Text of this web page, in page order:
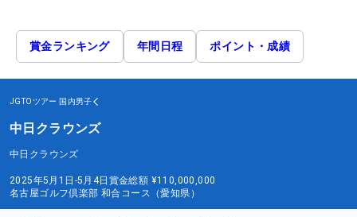
賞金ランキング 年間日程 ポイント・成績
JGTOツアー 国内男子
中日クラウンズ
中日クラウンズ
2025年5月1日-5月4日 賞金総額 ¥110,000,000
名古屋ゴルフ倶楽部 和合コース（愛知県）